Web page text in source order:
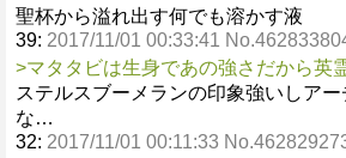
聖杯から溢れ出す何でも溶かす液
39: 2017/11/01 00:33:41
>マタタビは生身であの強さだから英
ステルスブーメランの印象強いしア
な…
32: 2017/11/01 00:11:33